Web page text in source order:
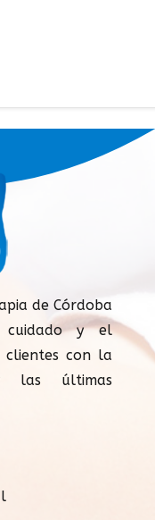
de Córdoba
cuidado y el
clientes con la
las últimas